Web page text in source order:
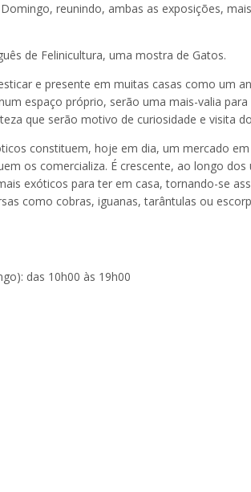
reunindo, ambas as exposições,
de Felinicultura, uma mostra de Gatos.
e presente em muitas casas como um
espaço próprio, serão uma mais-valia
que serão motivo de curiosidade e visita
constituem, hoje em dia, um mercado
os comercializa. É crescente, ao longo
exóticos para ter em casa, tornando-se
como cobras, iguanas, tarântulas ou
das 10h00 às 19h00